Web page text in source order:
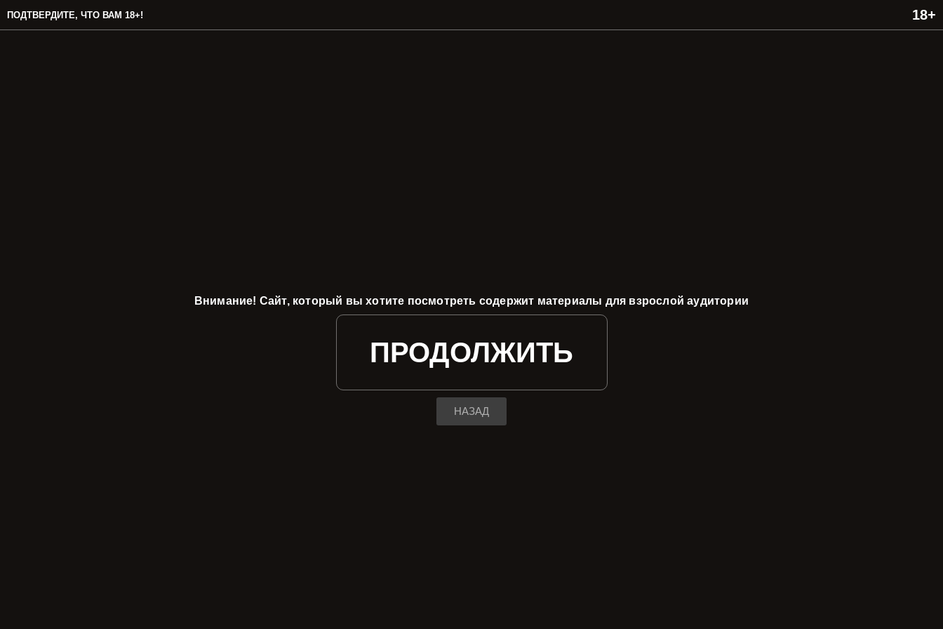
ПОДТВЕРДИТЕ, ЧТО ВАМ 18+!
Внимание! Сайт, который вы хотите посмотреть содержит материалы для взрослой аудитории
ПРОДОЛЖИТЬ
НАЗАД